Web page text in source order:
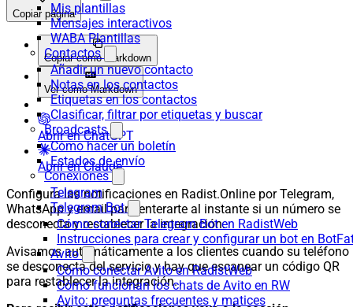
Mis plantillas
Mensajes interactivos
WABA Plantillas
Contactos
Añadir un nuevo contacto
Notas en los contactos
Etiquetas en los contactos
Clasificar, filtrar por etiquetas y buscar
Broadcasts
Cómo hacer un boletín
Estados de envío
Conexiones
Telegram
Telegram Bot
Cómo conectar Telegram Bot en RadistWeb
Instrucciones para crear y configurar un bot en
Avito
Cómo conectar Avito en RadistWeb
Cómo funcionan los chats de Avito en RW
Avito: preguntas frecuentes y matices
Copiar página
Copiar como Markdown
Ver como Markdown
Abrir en ChatGPT
Abrir en Claude
Configura las notificaciones en Radist.Online por Telegram,
WhatsApp y email para enterarte al instante si un número se
desconecta y restablecer la integración.
Avisamos automáticamente a los clientes cuando su teléfono
se desconecta del servicio y hay que escanear un código QR
para restablecer la integración.